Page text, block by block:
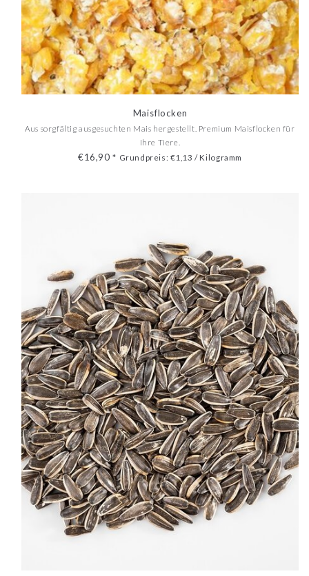
Maisflocken
Aus sorgfältig ausgesuchten Mais hergestellt. Premium Maisflocken für
Ihre Tiere.
€16,90* Grundpreis: €1,13 / Kilogramm